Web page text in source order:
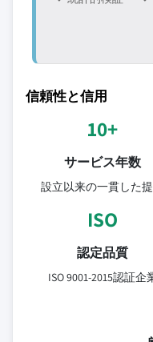
信頼性と信用
10+
サービス年数
設立以来の一貫した
ISO
認定品質
ISO 9001-2015認証企